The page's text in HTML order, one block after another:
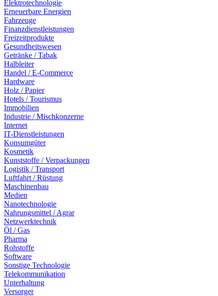
Elektrotechnologie
Erneuerbare Energien
Fahrzeuge
Finanzdienstleistungen
Freizeitprodukte
Gesundheitswesen
Getränke / Tabak
Halbleiter
Handel / E-Commerce
Hardware
Holz / Papier
Hotels / Tourismus
Immobilien
Industrie / Mischkonzerne
Internet
IT-Dienstleistungen
Konsumgüter
Kosmetik
Kunststoffe / Verpackungen
Logistik / Transport
Luftfahrt / Rüstung
Maschinenbau
Medien
Nanotechnologie
Nahrungsmittel / Agrar
Netzwerktechnik
Öl / Gas
Pharma
Rohstoffe
Software
Sonstige Technologie
Telekommunikation
Unterhaltung
Versorger